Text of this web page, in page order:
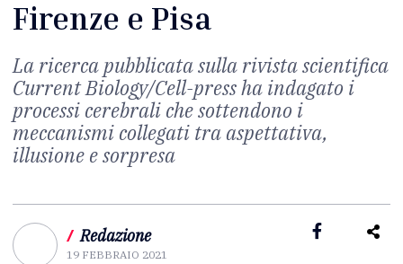
Firenze e Pisa
La ricerca pubblicata sulla rivista scientifica
Current Biology/Cell-press ha indagato i
processi cerebrali che sottendono i
meccanismi collegati tra aspettativa,
illusione e sorpresa
/ Redazione
19 FEBBRAIO 2021